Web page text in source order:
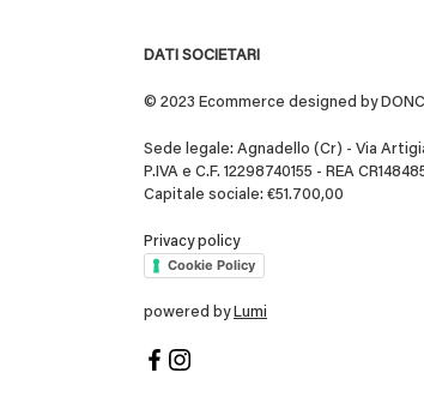
DATI SOCIETARI
© 2023 Ecommerce designed by
Sede legale: Agnadello (Cr) - Via
P.IVA e C.F. 12298740155 - REA
Capitale sociale: €51.700,00
Privacy policy
Cookie Policy
powered by Lumi